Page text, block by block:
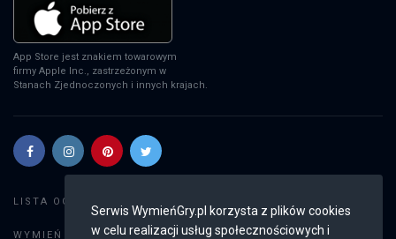
Serwis WymieńGry.pl korzysta z plików cookies
w celu realizacji usług społecznościowych i
App Store jest znakiem towarowym
firmy Apple Inc., zastrzeżonym w
Stanach Zjednoczonych i innych krajach.
LISTA OGŁOSZEŃ:
WYMIEŃ GRY: Dodaj ogłoszenie